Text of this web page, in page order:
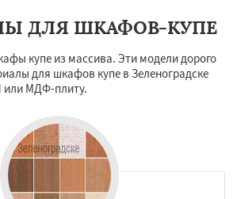
ДЛЯ ШКАФОВ-КУПЕ
купе из массива. Эти модели дорого
для шкафов купе в Зеленоградске
МДФ-плиту.